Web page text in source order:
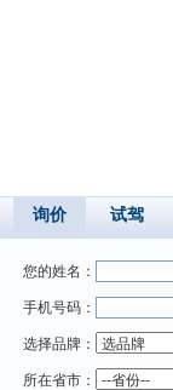
询价 试驾
您的姓名：
手机号码：
选择品牌：
所在省市：